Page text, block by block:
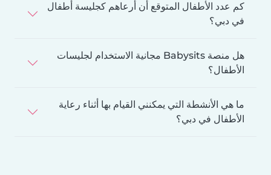
كم عدد الأطفال المتوقع أن أرعاهم كجليسة أطفال
في دبي؟
هل منصة Babysits مجانية الاستخدام لجليسات
الأطفال؟
ما هي الأنشطة التي يمكنني القيام بها أثناء رعاية
الأطفال في دبي؟